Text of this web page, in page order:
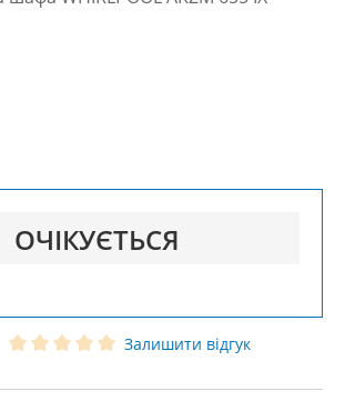
ОЧІКУЄТЬСЯ
Залишити відгук